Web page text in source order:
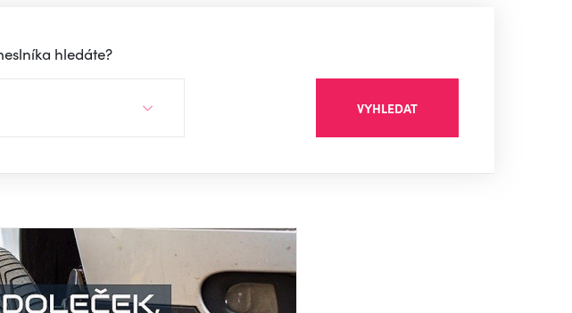
hledáte?
VYHLEDAT